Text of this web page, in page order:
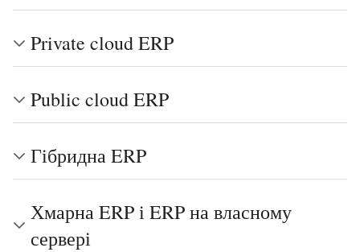
Private cloud ERP
Public cloud ERP
Гібридна ERP
Хмарна ERP і ERP на власному
сервері